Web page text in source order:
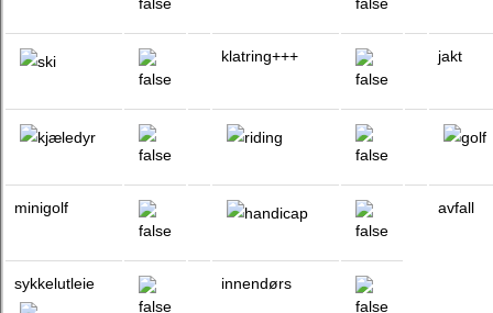
klatring+++ jakt
minigolf avfall
sykkelutleie innendørs